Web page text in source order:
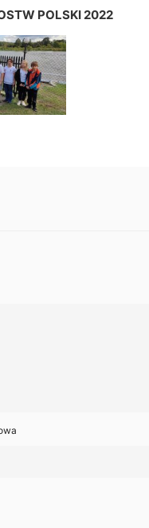
POLSKI 2022